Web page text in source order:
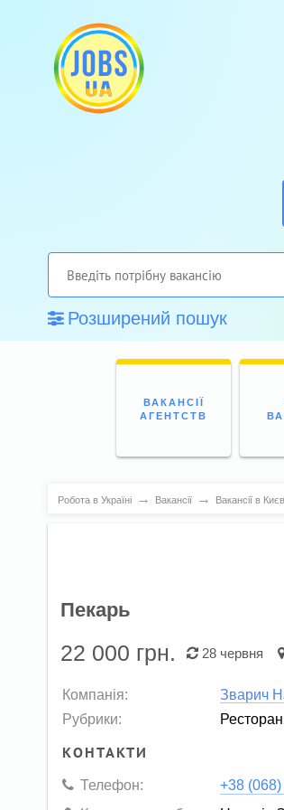
Розширений пошук
ВАКАНСІЇ
АГЕНТСТВ
Робота в Україні → Вакансії → Вакансії в
Пекарь
22 000 грн. 28 червня
Компанія: Зварич
Рубрики:
КОНТАКТИ
Телефон:
+38